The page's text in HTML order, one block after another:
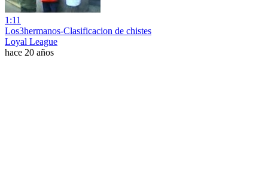
1:11
Los3hermanos-Clasificacion de chistes
Loyal League
hace 20 años